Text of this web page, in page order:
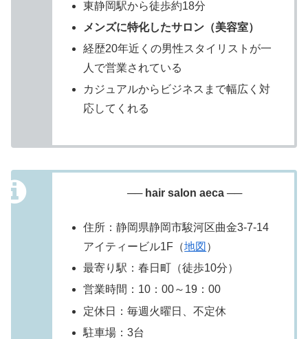
東静岡駅から徒歩約18分
メンズに特化したサロン（美容室）
経歴20年近くの男性スタイリストが一
人で営業されている
カジュアルからビジネスまで幅広く対
応してくれる
── hair salon aeca ──
住所：静岡県静岡市駿河区曲金3-7-14
アイティービル1F（地図 ）
最寄り駅：春日町（徒歩10分）
営業時間：10：00～19：00
定休日：毎週火曜日、不定休
駐車場：3台